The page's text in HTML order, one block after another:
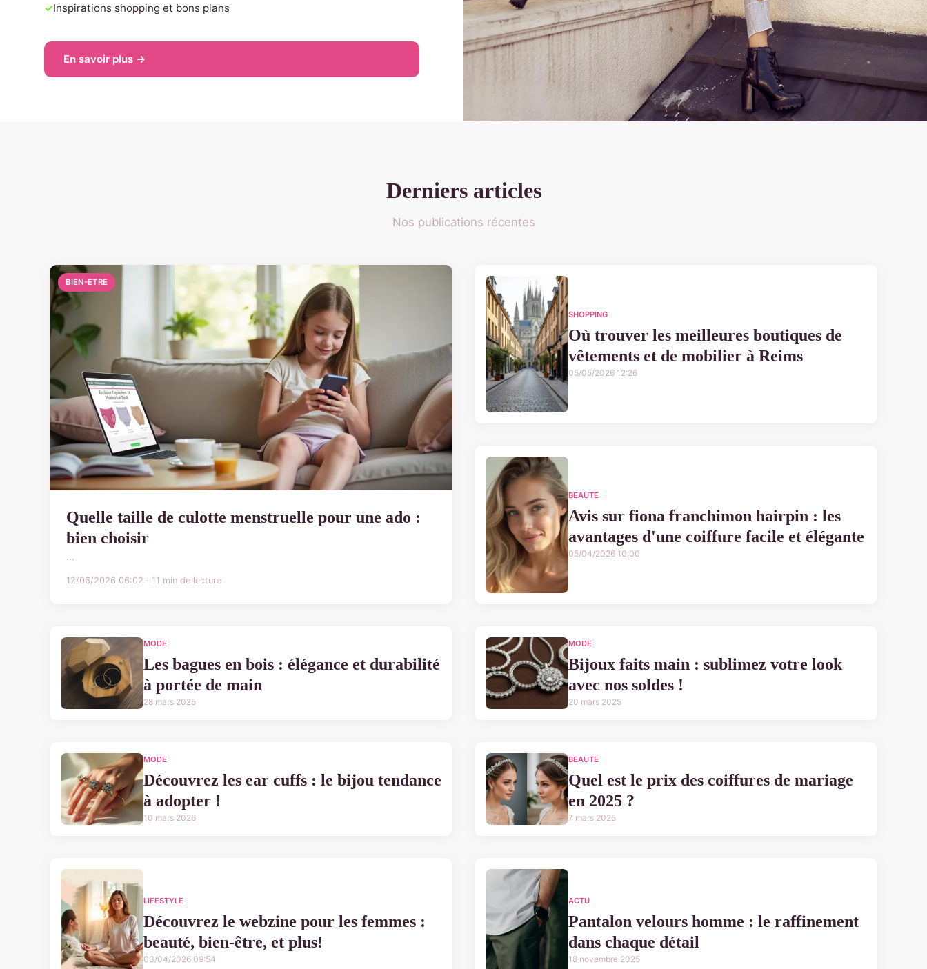
Inspirations shopping et bons plans
En savoir plus →
Derniers articles
Nos publications récentes
BIEN-ETRE
Quelle taille de culotte menstruelle pour une ado :
bien choisir
...
12/06/2026 06:02 · 11 min de lecture
SHOPPING
Où trouver les meilleures boutiques de
vêtements et de mobilier à Reims
05/05/2026 12:26
BEAUTE
Avis sur fiona franchimon hairpin : les
avantages d'une coiffure facile et élégante
05/04/2026 10:00
MODE
Les bagues en bois : élégance et durabilité
à portée de main
28 mars 2025
MODE
Bijoux faits main : sublimez votre look
avec nos soldes !
20 mars 2025
MODE
Découvrez les ear cuffs : le bijou tendance
à adopter !
10 mars 2026
BEAUTE
Quel est le prix des coiffures de mariage
en 2025 ?
7 mars 2025
LIFESTYLE
Découvrez le webzine pour les femmes :
beauté, bien-être, et plus!
03/04/2026 09:54
ACTU
Pantalon velours homme : le raffinement
dans chaque détail
18 novembre 2025